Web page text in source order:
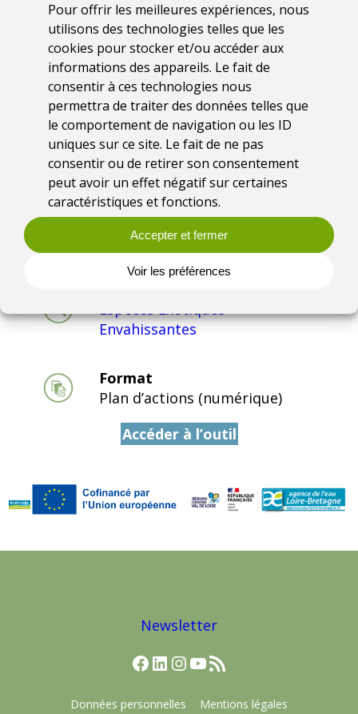
Pour offrir les meilleures expériences, nous
utilisons des technologies telles que les
cookies pour stocker et/ou accéder aux
informations des appareils. Le fait de
consentir à ces technologies nous
permettra de traiter des données telles que
le comportement de navigation ou les ID
uniques sur ce site. Le fait de ne pas
consentir ou de retirer son consentement
peut avoir un effet négatif sur certaines
caractéristiques et fonctions.
Accepter et fermer
Voir les préférences
Coordination
Fédération des
Conservatoires d’espaces
naturels
Date
2023
Envahissantes
Format
Plan d’actions (numérique)
Accéder à l’outil
Newsletter
Facebook
LinkedIn
Instagram
YouTube
Flux RSS
Données personnelles Mentions légales